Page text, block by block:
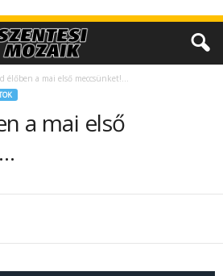
élőben a mai első meccsünket!…
a mai első